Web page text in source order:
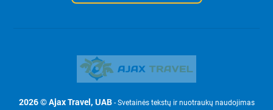
2026 © Ajax Travel, UAB- Svetainės tekstų ir nuotraukų naudojimas